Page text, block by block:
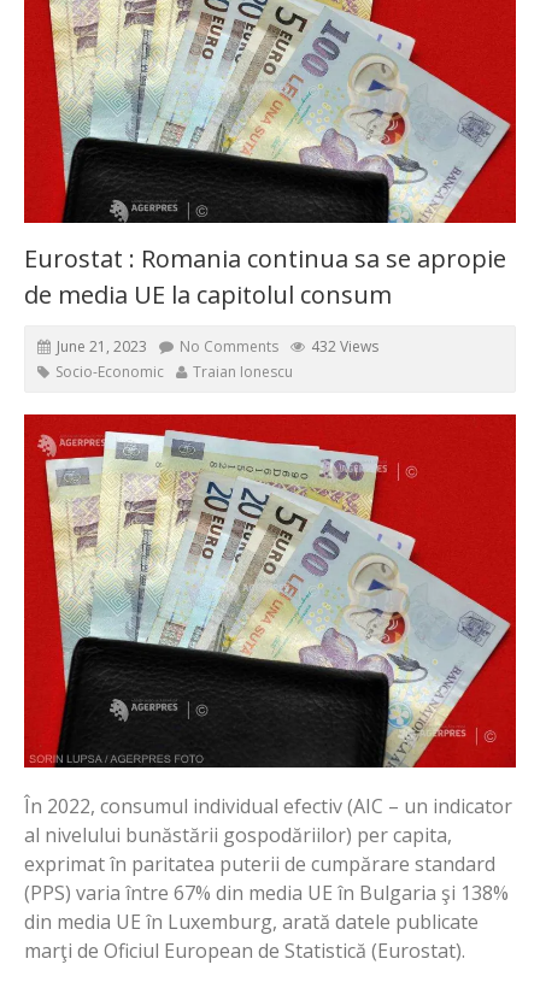
Eurostat : Romania continua sa se apropie
de media UE la capitolul consum
June 21, 2023 No Comments
432 Views
Socio-Economic
Traian Ionescu
În 2022, consumul individual efectiv (AIC – un indicator
al nivelului bunăstării gospodăriilor) per capita,
exprimat în paritatea puterii de cumpărare standard
(PPS) varia între 67% din media UE în Bulgaria şi 138%
din media UE în Luxemburg, arată datele publicate
marţi de Oficiul European de Statistică (Eurostat).